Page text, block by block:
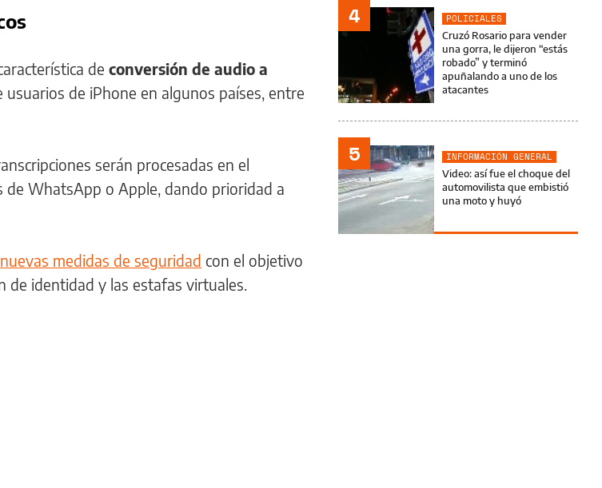
de conversión de audio a
de iPhone en algunos países, entre
serán procesadas en el
WhatsApp o Apple, dando prioridad a
nuevas medidas de seguridad con el objetivo
de identidad y las estafas virtuales.
4
POLICIALES
Cruzó Rosario para vender
una gorra, le dijeron “estás
robado” y terminó
apuñalando a uno de los
atacantes
5
INFORMACIÓN GENERAL
Video: así fue el choque del
automovilista que embistió
una moto y huyó